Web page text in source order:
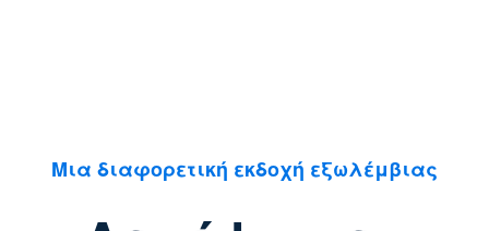
Μια διαφορετική εκδοχή εξωλέμβιας